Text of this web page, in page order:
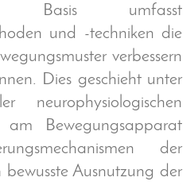
Basis umfasst
und -techniken die
verbessern
Dies geschieht unter
neurophysiologischen
am Bewegungsapparat
der
Ausnutzung der